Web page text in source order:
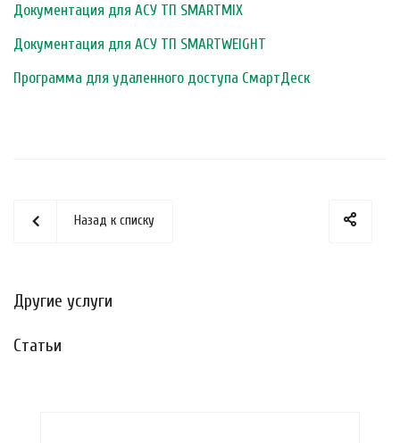
Документация для АСУ ТП SMARTMIX
Документация для АСУ ТП SMARTWEIGHT
Программа для удаленного доступа СмартДеск
Назад к списку
Другие услуги
Статьи